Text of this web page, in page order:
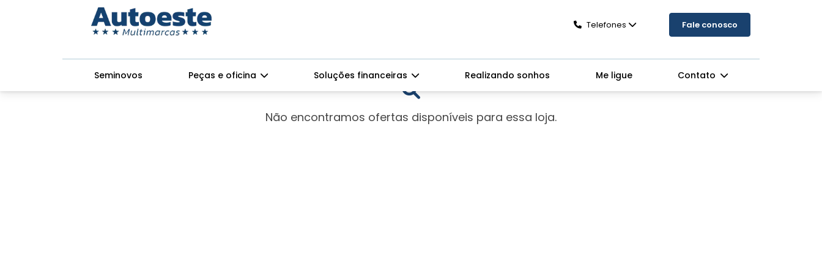
Telefones Fale conosco
Seminovos Peças e oficina Soluções financeiras Realizando sonhos Me ligue Contato
Não encontramos ofertas disponíveis para essa loja.